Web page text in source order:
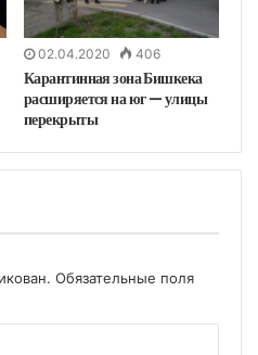
02.04.2020 406
Карантинная зона Бишкека
расширяется на юг — улицы
перекрыты
Обязательные поля